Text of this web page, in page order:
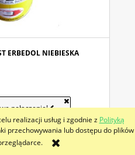
realizacji usług i zgodnie z Polityką
przechowywania lub dostępu do plików
ERBEDOL NIEBIESKA
połączenie!